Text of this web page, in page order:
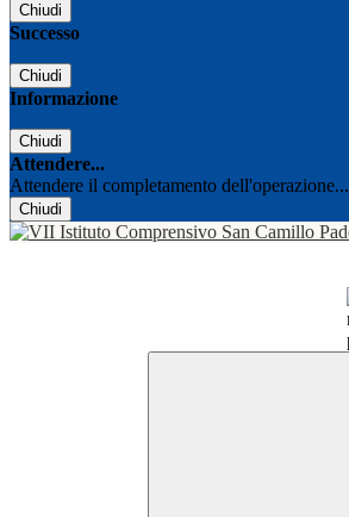
Chiudi
Successo
Chiudi
Informazione
Chiudi
Attendere...
Attendere il completamento dell'operazione...
Chiudi